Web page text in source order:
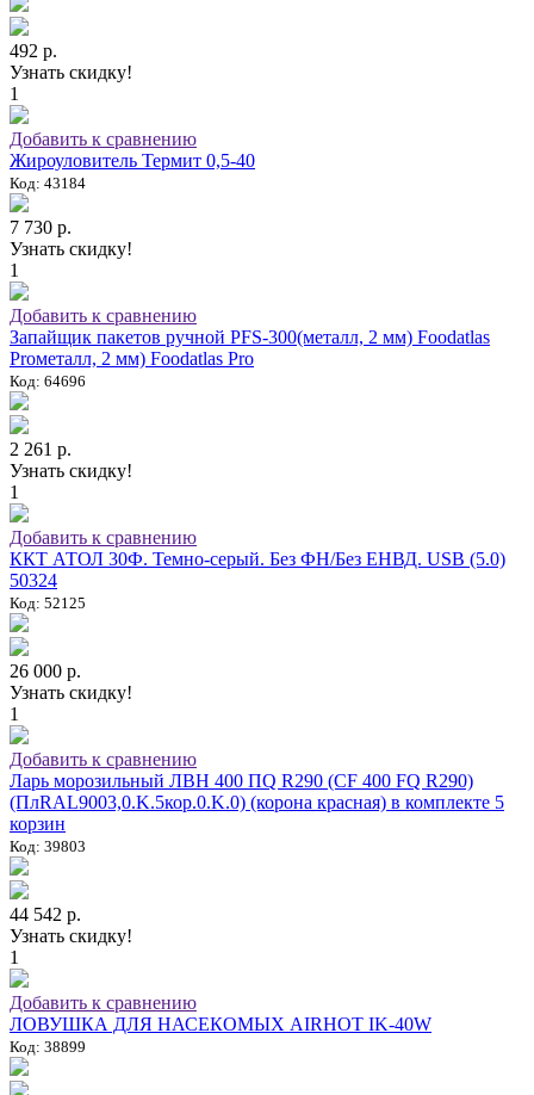
492 р.
Узнать скидку!
1
Добавить к сравнению
Жироуловитель Термит 0,5-40
Код: 43184
7 730 р.
Узнать скидку!
1
Добавить к сравнению
Запайщик пакетов ручной PFS-300(металл, 2 мм) Foodatlas
Proметалл, 2 мм) Foodatlas Pro
Код: 64696
2 261 р.
Узнать скидку!
1
Добавить к сравнению
ККТ АТОЛ 30Ф. Темно-серый. Без ФН/Без ЕНВД. USB (5.0)
50324
Код: 52125
26 000 р.
Узнать скидку!
1
Добавить к сравнению
Ларь морозильный ЛВН 400 ПQ R290 (СF 400 FQ R290)
(ПлRAL9003,0.K.5кор.0.K.0) (корона красная) в комплекте 5
корзин
Код: 39803
44 542 р.
Узнать скидку!
1
Добавить к сравнению
ЛОВУШКА ДЛЯ НАСЕКОМЫХ AIRHOT IK-40W
Код: 38899